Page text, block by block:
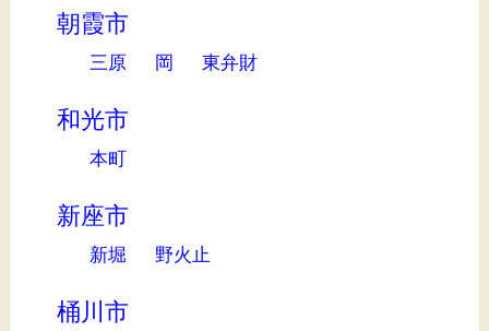
朝霞市
三原 岡 東弁財
和光市
本町
新座市
新堀 野火止
桶川市